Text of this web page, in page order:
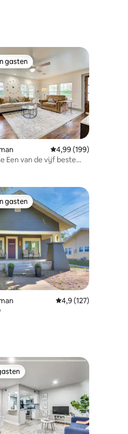
op 5, 109 recensies
gasten
gasten
Gemiddelde
4,99 (199)
Een van de vijf beste
op 5, 114 recensies
gasten
gasten
Gemiddelde
4,9 (127)